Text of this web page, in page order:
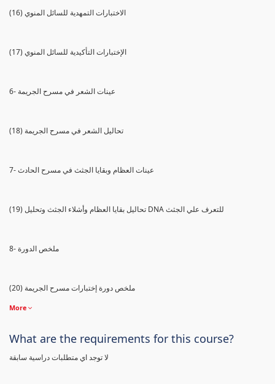
(16) الاختبارات التمهدية للسائل المنوي
(17) الإختبارات التأكيدية للسائل المنوي
6- عينات الشعر في مسرح الجريمة
(18) تحاليل الشعر في مسرح الجريمة
7- عينات العظام وبقايا الجثث في مسرح الحادث
(19) تحاليل بقايا العظام وأشلاء الجثث وتحليل DNA للتعرف علي الجثث
8- ملخص الدورة
(20) ملخص دورة إختبارات مسرح الجريمة
More
What are the requirements for this course?
لا توجد اي متطلبات دراسية سابقة